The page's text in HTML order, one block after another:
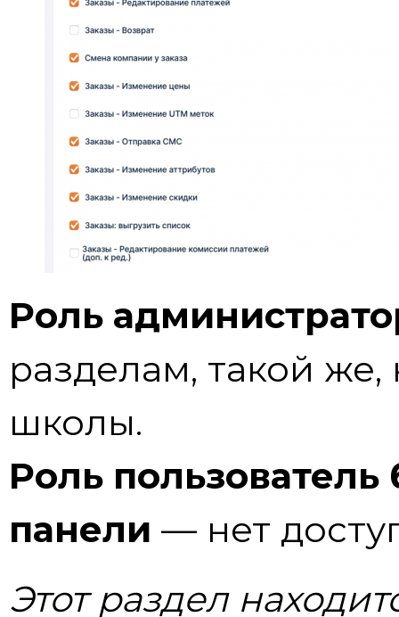
Роль
разделам, такой же,
школы.
Роль
панели — нет
Этот раздел